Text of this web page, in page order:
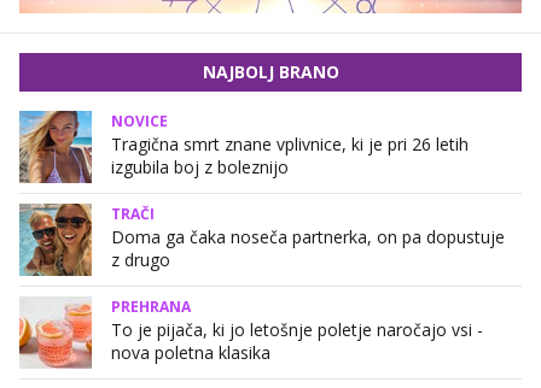
NAJBOLJ BRANO
NOVICE
Tragična smrt znane vplivnice, ki je pri 26 letih
izgubila boj z boleznijo
TRAČI
Doma ga čaka noseča partnerka, on pa dopustuje
z drugo
PREHRANA
To je pijača, ki jo letošnje poletje naročajo vsi -
nova poletna klasika